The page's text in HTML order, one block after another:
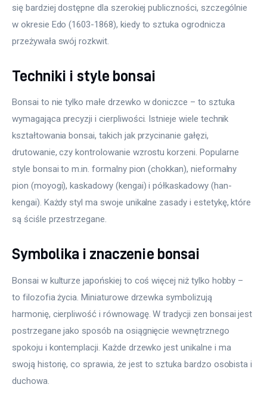
się bardziej dostępne dla szerokiej publiczności, szczególnie
w okresie Edo (1603-1868), kiedy to sztuka ogrodnicza
przeżywała swój rozkwit.
Techniki i style bonsai
Bonsai to nie tylko małe drzewko w doniczce – to sztuka
wymagająca precyzji i cierpliwości. Istnieje wiele technik
kształtowania bonsai, takich jak przycinanie gałęzi,
drutowanie, czy kontrolowanie wzrostu korzeni. Popularne
style bonsai to m.in. formalny pion (chokkan), nieformalny
pion (moyogi), kaskadowy (kengai) i półkaskadowy (han-
kengai). Każdy styl ma swoje unikalne zasady i estetykę, które
są ściśle przestrzegane.
Symbolika i znaczenie bonsai
Bonsai w kulturze japońskiej to coś więcej niż tylko hobby –
to filozofia życia. Miniaturowe drzewka symbolizują
harmonię, cierpliwość i równowagę. W tradycji zen bonsai jest
postrzegane jako sposób na osiągnięcie wewnętrznego
spokoju i kontemplacji. Każde drzewko jest unikalne i ma
swoją historię, co sprawia, że jest to sztuka bardzo osobista i
duchowa.